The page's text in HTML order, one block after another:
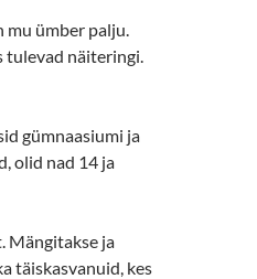
mu ümber palju.
tulevad näiteringi.
gümnaasiumi ja
olid nad 14 ja
Mängitakse ja
täiskasvanuid, kes